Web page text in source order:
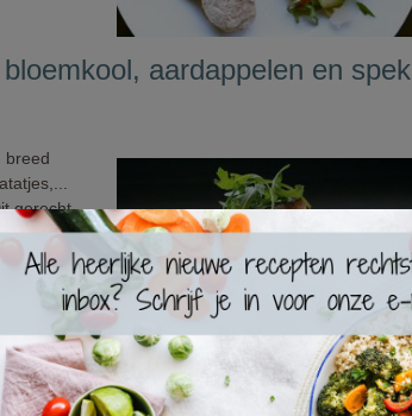
aardappelen en spek
breed
gerecht
maaltijd